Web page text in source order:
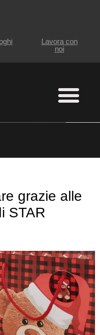
Lavora con
noi
grazie alle
STAR